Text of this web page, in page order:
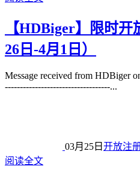
【HDBiger】限时开
26日-4月1日）
Message received from HDBiger
-----------------------------------...
03月25日 开放注
阅读全文